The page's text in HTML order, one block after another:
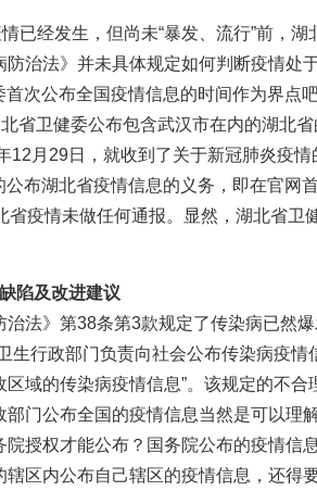
已经发生，但尚未“暴发、流行”前，湖
治法》并未具体规定如何判断疫情处
次公布全国疫情信息的时间作为界点
省卫健委公布包含武汉市在内的湖北
月29日，就收到了关于新冠肺炎疫情
布湖北省疫情信息的义务，即在官网
疫情未做任何通报。显然，湖北省卫
陷及改进建议
治法》第38条第3款规定了传染病已然
生行政部门负责向社会公布传染病疫情
域的传染病疫情信息”。该规定的不合
门公布全国的疫情信息当然是可以理
授权才能公布？国务院公布的疫情信
区内公布自己辖区的疫情信息，还得